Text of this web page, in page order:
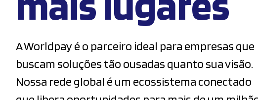
A Worldpay é o parceiro ideal para empresas que
buscam soluções tão ousadas quanto sua visão.
Nossa rede global é um ecossistema conectado